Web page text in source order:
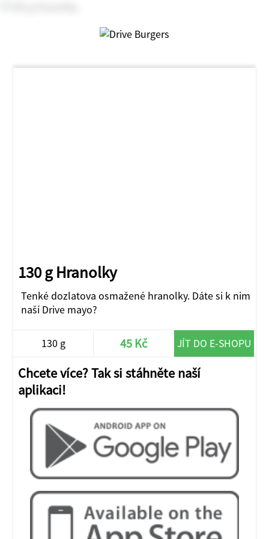
130 g Hranolky
Tenké dozlatova osmažené hranolky. Dáte si k nim
naší Drive mayo?
130 g 45 Kč JÍT DO E-SHOPU
Chcete více? Tak si stáhněte naší
aplikaci!